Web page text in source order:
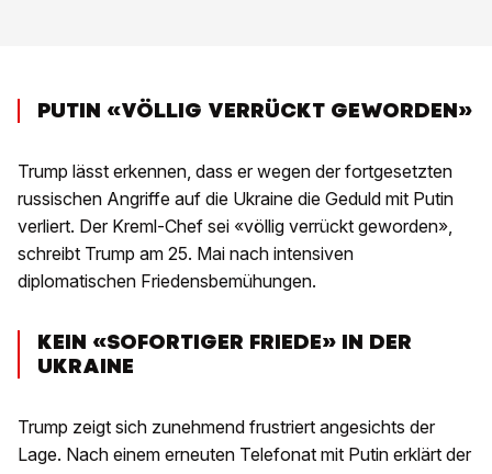
PUTIN «VÖLLIG VERRÜCKT GEWORDEN»
Trump lässt erkennen, dass er wegen der fortgesetzten
russischen Angriffe auf die Ukraine die Geduld mit Putin
verliert. Der Kreml-Chef sei «völlig verrückt geworden»,
schreibt Trump am 25. Mai nach intensiven
diplomatischen Friedensbemühungen.
KEIN «SOFORTIGER FRIEDE» IN DER
UKRAINE
Trump zeigt sich zunehmend frustriert angesichts der
Lage. Nach einem erneuten Telefonat mit Putin erklärt der